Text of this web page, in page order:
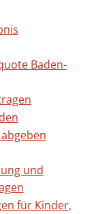
Baden-
und
für Kinder,